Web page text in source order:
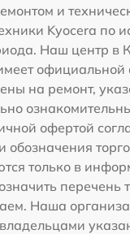
и
Kyocera по
Наш центр в
официальной
на ремонт,
офертой
только в
перечень
Наша